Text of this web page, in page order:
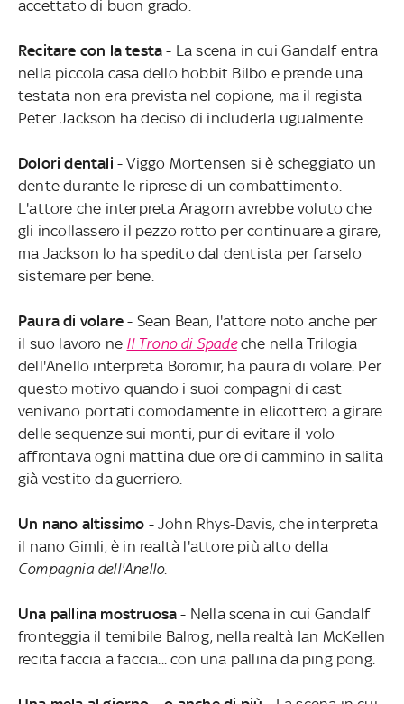
accettato di buon grado.
Recitare con la testa - La scena in cui Gandalf entra
nella piccola casa dello hobbit Bilbo e prende una
testata non era prevista nel copione, ma il regista
Peter Jackson ha deciso di includerla ugualmente.
Dolori dentali - Viggo Mortensen si è scheggiato un
dente durante le riprese di un combattimento.
L'attore che interpreta Aragorn avrebbe voluto che
gli incollassero il pezzo rotto per continuare a girare,
ma Jackson lo ha spedito dal dentista per farselo
sistemare per bene.
Paura di volare- Sean Bean, l'attore noto anche per
il suo lavoro ne Il Trono di Spade che nella Trilogia
dell'Anello interpreta Boromir, ha paura di volare. Per
questo motivo quando i suoi compagni di cast
venivano portati comodamente in elicottero a girare
delle sequenze sui monti, pur di evitare il volo
affrontava ogni mattina due ore di cammino in salita
già vestito da guerriero.
Un nano altissimo - John Rhys-Davis, che interpreta
il nano Gimli, è in realtà l'attore più alto della
Compagnia dell'Anello.
Una pallina mostruosa- Nella scena in cui Gandalf
fronteggia il temibile Balrog, nella realtà Ian McKellen
recita faccia a faccia... con una pallina da ping pong.